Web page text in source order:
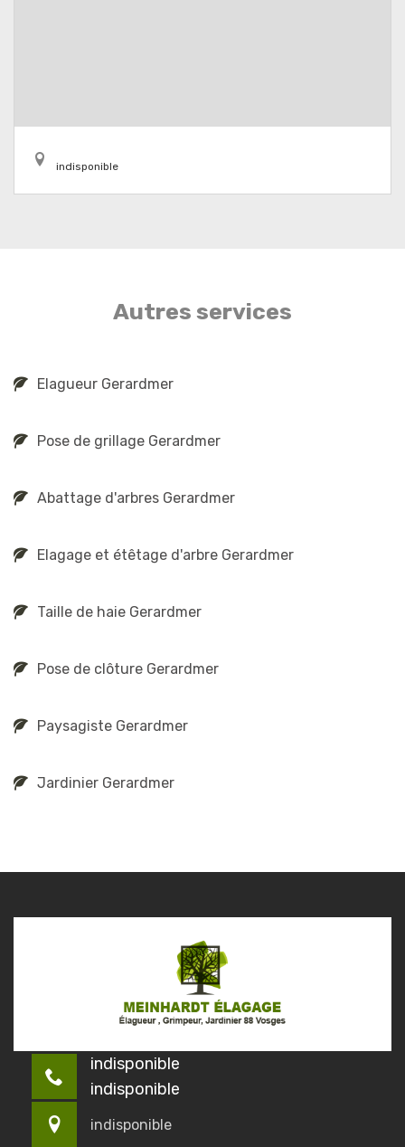
indisponible
Autres services
Elagueur Gerardmer
Pose de grillage Gerardmer
Abattage d'arbres Gerardmer
Elagage et étêtage d'arbre Gerardmer
Taille de haie Gerardmer
Pose de clôture Gerardmer
Paysagiste Gerardmer
Jardinier Gerardmer
indisponible
indisponible
indisponible